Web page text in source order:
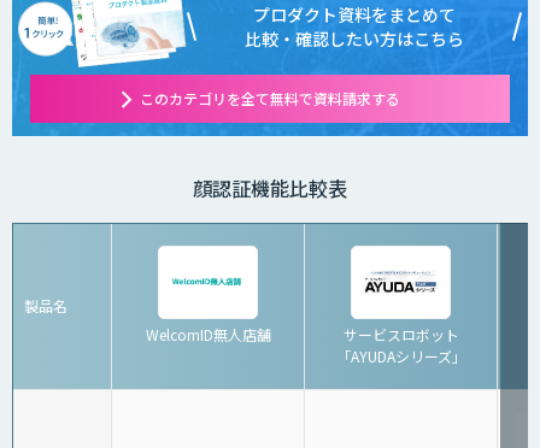
プロダクト資料をまとめて
比較・確認したい方はこちら
このカテゴリを全て無料で資料請求する
顔認証機能比較表
製品名
WelcomID無人店舗
サービスロボット
「AYUDAシリーズ」